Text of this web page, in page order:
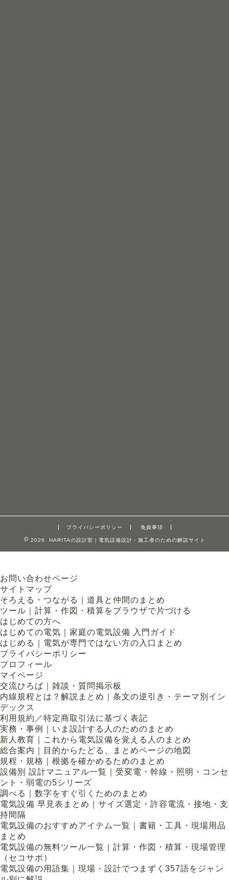
プライバシーポリシー 免責事項
2026 HARITAの設計室｜電気設備設計・施工者のための解説サイト
お問い合わせページ
サイトマップ
そろえる・つながる｜道具と仲間のまとめ
ツール｜計算・作図・積算をブラウザで片づける
はじめての方へ
はじめての電気｜家庭の電気設備 入門ガイド
はじめる｜電気が専門ではない方の入口まとめ
プライバシーポリシー
プロフィール
マイページ
交流ひろば｜雑談・質問掲示板
内線規程とは？解説まとめ｜条文の逆引き・テーマ別イン
デックス
利用規約／特定商取引法に基づく表記
実務・事例｜いま設計する人のためのまとめ
新人教育｜これから電気設備を覚える人のまとめ
総合案内｜目的からたどる、まとめページの地図
規程・規格｜根拠を確かめるためのまとめ
設備別 設計マニュアル一覧｜受変電・幹線・照明・コンセ
ント・弱電の5シリーズ
調べる｜数字をすぐ引くためのまとめ
電気設備 早見表まとめ｜サイズ選定・許容電流・接地・支
持間隔
電気設備のおすすめアイテム一覧｜書籍・工具・現場用品
まとめ
電気設備の無料ツール一覧｜計算・作図・積算・現場管理
（セコサポ）
電気設備の用語集｜現場・設計でつまずく357語をジャン